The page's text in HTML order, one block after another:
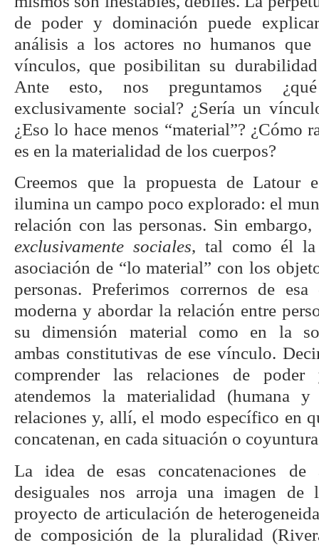
de poder y dominación puede
análisis a los actores no humanos
vínculos, que posibilitan su
Ante esto, nos preguntamos
exclusivamente social? ¿Sería un
¿Eso lo hace menos “material”? ¿Cómo
es en la materialidad de los cuerpos?
Creemos que la propuesta de Latour
ilumina un campo poco explorado: el
relación con las personas. Sin
exclusivamente sociales, tal como él la
asociación de “lo material” con los
personas. Preferimos corrernos de
moderna y abordar la relación entre
su dimensión material como en la
ambas constitutivas de ese vínculo.
comprender las relaciones de
atendemos la materialidad (humana
relaciones y, allí, el modo específico en
concatenan, en cada situación o
La idea de esas concatenaciones de
desiguales nos arroja una imagen
proyecto de articulación de
de composición de la pluralidad